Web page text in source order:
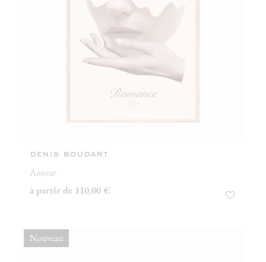
denis boudart
Amour
à partir de 110,00 €
Nouveau